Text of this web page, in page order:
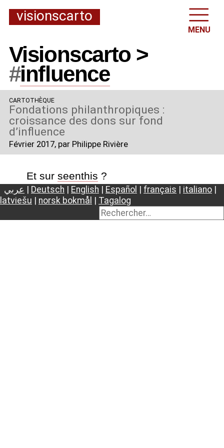
visionscarto
MENU
Visionscarto >
#influence
CARTOTHÈQUE
Fondations philanthropiques :
croissance des dons sur fond
d’influence
Février 2017, par Philippe Rivière
Et sur seenthis ?
عربي Deutsch English Español français italiano
latviešu
norsk bokmål Tagalog